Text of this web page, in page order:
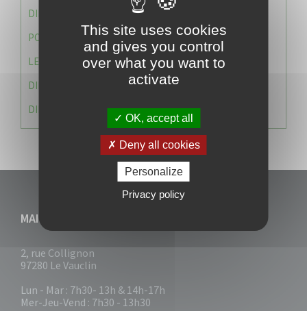
DIRECTION DES SERVICES TECHNIQUES
POLICE MUNICIPALE
LE CABINET DU MAIRE
DIRECTION DES RESSOURCES ET MOYENS
DIRECTION DU DEVELLOPPEMENT URBAIN DURABL
MAIRIE DU VAUCLIN
2, rue Collignon
97280 Le Vauclin
Lun - Mar : 7h30- 13h & 14h-17h
Mer-Jeu-Vend : 7h30 - 13h30
This site uses cookies
and gives you control
over what you want to
activate
OK, accept all
Deny all cookies
Personalize
Privacy policy